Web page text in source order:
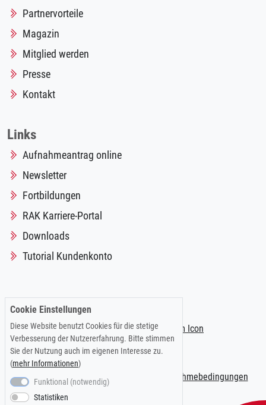
Partnervorteile
Magazin
Mitglied werden
Presse
Kontakt
Links
Aufnahmeantrag online
Newsletter
Fortbildungen
RAK Karriere-Portal
Downloads
Tutorial Kundenkonto
Impressum |Datenschutzerklärung Teilnahmebedingungen
Cookie Einstellungen
Diese Website benutzt Cookies für die stetige
Verbesserung der Nutzererfahrung. Bitte stimmen
Sie der Nutzung auch im eigenen Interesse zu.
(mehr Informationen)
Funktional (notwendig)
Statistiken